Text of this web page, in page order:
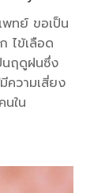
ทย์ ขอเป็น
ไข้เลือด
นฤดูฝนซึ่ง
ความเสี่ยง
ใน